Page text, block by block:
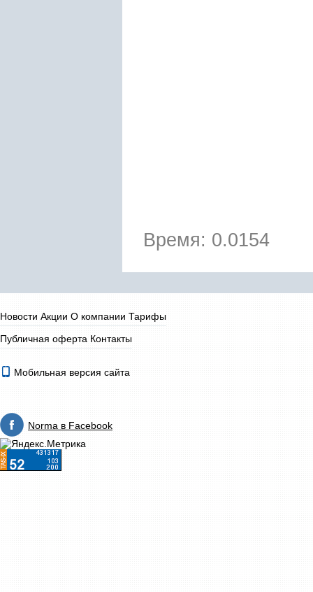
Время: 0.0154
Новости Акции О компании Тарифы
Публичная оферта Контакты
Мобильная версия сайта
Norma в Facebook